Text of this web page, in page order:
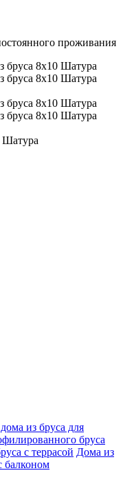
проживания
из бруса для
бруса
с террасой Дома из
балконом